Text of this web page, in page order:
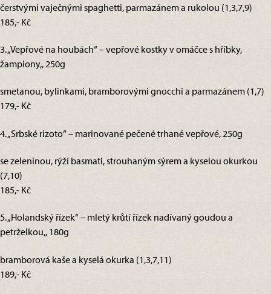
čerstvými vaječnými spaghetti, parmazánem a rukolou (1,3,7,9)
185,- Kč
3. „Vepřové na houbách“ – vepřové kostky v omáčce s hříbky,
žampiony,, 250g
smetanou, bylinkami, bramborovými gnocchi a parmazánem (1,7)
179,- Kč
4. „Srbské rizoto“ – marinované pečené trhané vepřové, 250g
se zeleninou, rýží basmati, strouhaným sýrem a kyselou okurkou
(7,10)
185,- Kč
5. „Holandský řízek“ – mletý krůtí řízek nadívaný goudou a
petrželkou,, 180g
bramborová kaše a kyselá okurka (1,3,7,11)
189,- Kč